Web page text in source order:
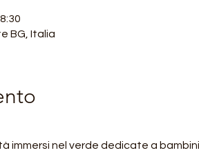
BG, Italia
immersi nel verde dedicate a